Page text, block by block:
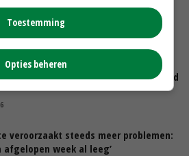
vlogger Kees Huizinga: ‘Bezoek van
mag zelf groente plukken’
mais van Frijns doet het verrassend
veroorzaakt steeds meer problemen:
afgelopen week al leeg’
Toestemming
Opties beheren